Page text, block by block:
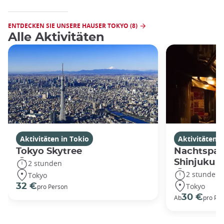
ENTDECKEN SIE UNSERE HAUSER TOKYO (8)
Alle Aktivitäten
Aktivitäten in Tokio
Tokyo Skytree
2 stunden
Tokyo
32 €pro Person
Aktivitäten
Shinjuku
2 stunden
Tokyo
Ab30 €pro